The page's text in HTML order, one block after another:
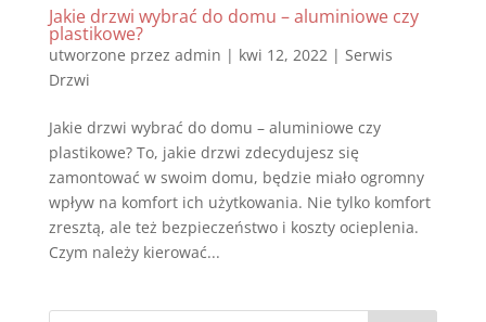
Jakie drzwi wybrać do domu – aluminiowe czy
plastikowe?
utworzone przez admin | kwi 12, 2022| Serwis
Drzwi
Jakie drzwi wybrać do domu – aluminiowe czy
plastikowe? To, jakie drzwi zdecydujesz się
zamontować w swoim domu, będzie miało ogromny
wpływ na komfort ich użytkowania. Nie tylko komfort
zresztą, ale też bezpieczeństwo i koszty ocieplenia.
Czym należy kierować...